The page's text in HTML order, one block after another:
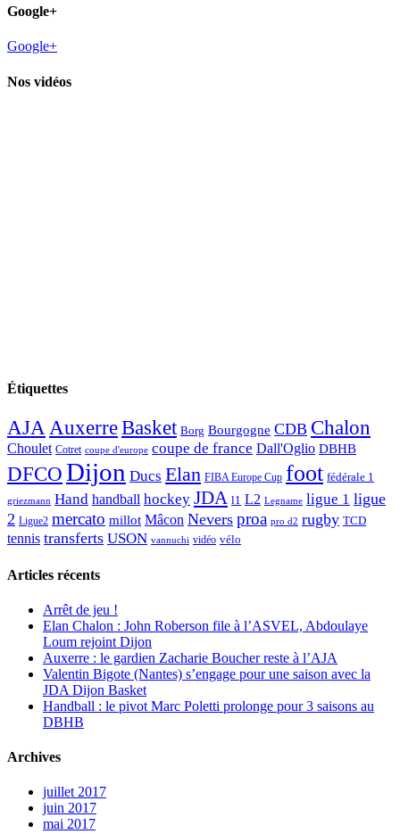
Google+
Google+
Nos vidéos
Étiquettes
AJAAuxerreBasket Borg Bourgogne CDB Chalon
Choulet Cotret coupe d'europe coupe de france Dall'Oglio DBHB
DFCODijon Ducs Elan FIBA Europe Cup foot fédérale 1
griezmann Hand handball hockey JDA l1 L2 Legname ligue 1 ligue
2 Ligue2 mercato millot Mâcon Nevers proa pro d2 rugby TCD
tennis transferts USON vannuchi vidéo vélo
Articles récents
Arrêt de jeu !
Elan Chalon : John Roberson file à l’ASVEL, Abdoulaye
Loum rejoint Dijon
Auxerre : le gardien Zacharie Boucher reste à l’AJA
Valentin Bigote (Nantes) s’engage pour une saison avec la
JDA Dijon Basket
Handball : le pivot Marc Poletti prolonge pour 3 saisons au
DBHB
Archives
juillet 2017
juin 2017
mai 2017